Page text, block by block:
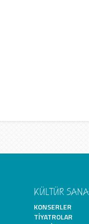
KÜLTÜR
KONSERLER
TIYATROLAR